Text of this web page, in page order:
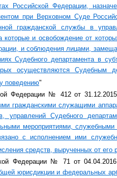
Российской Федерации,
при Верховном Суде
гражданской службы в
которые и освобождение от
и соблюдения лицами,
Судебного департамента в
осуществляются Судебным
поведению"
Федерации № 412 от
гражданскими служащими
Судебного
мероприятиями,
с исполнением ими
средств, вырученных от его
Федерации № 71 от
юрисдикции и федеральных